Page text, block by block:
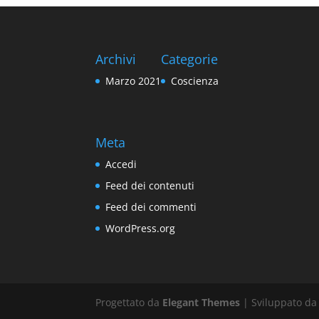
Archivi
Marzo 2021
Categorie
Coscienza
Meta
Accedi
Feed dei contenuti
Feed dei commenti
WordPress.org
Progettato da Elegant Themes | Sviluppato